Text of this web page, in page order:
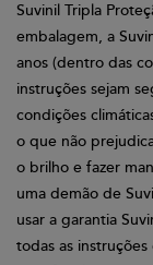
Suvinil Tripla
embalagem, a
anos (dentro das
instruções sejam
condições
o que não
o brilho e fazer
uma demão de
usar a garantia
todas as